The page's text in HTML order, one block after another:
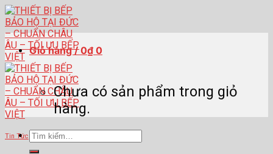
Skip
to
content
Tìm
kiếm:
Giỏ hàng /0₫ 0
Chưa có sản phẩm trong giỏ
hàng.
Tin Tức